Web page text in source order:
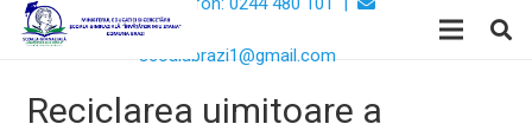
Email:
scoalabrazi1@gmail.com
Reciclarea uimitoare a